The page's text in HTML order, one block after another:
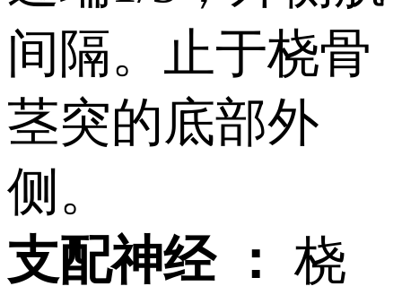
间隔。止于桡骨
茎突的底部外
侧。
支配神经 ：桡